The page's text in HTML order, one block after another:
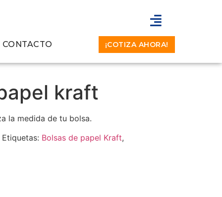
CONTACTO ¡COTIZA AHORA!
kraft
la medida de tu bolsa.
Etiquetas: Bolsas de papel Kraft,